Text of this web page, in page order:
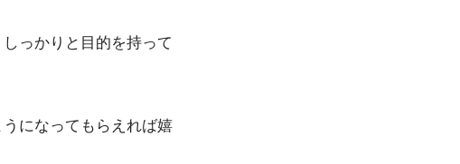
っかりと目的を持って
になってもらえれば嬉